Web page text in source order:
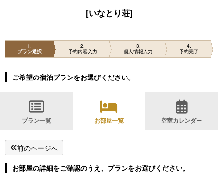
[いなとり荘]
1
プラン選択
2
予約内容入力
3
個人情報入力
4
予約完了
ご希望の宿泊プランをお選びください。
プラン一覧 お部屋一覧 空室カレンダー
前のページへ
お部屋の詳細をご確認のうえ、プランをお選びください。